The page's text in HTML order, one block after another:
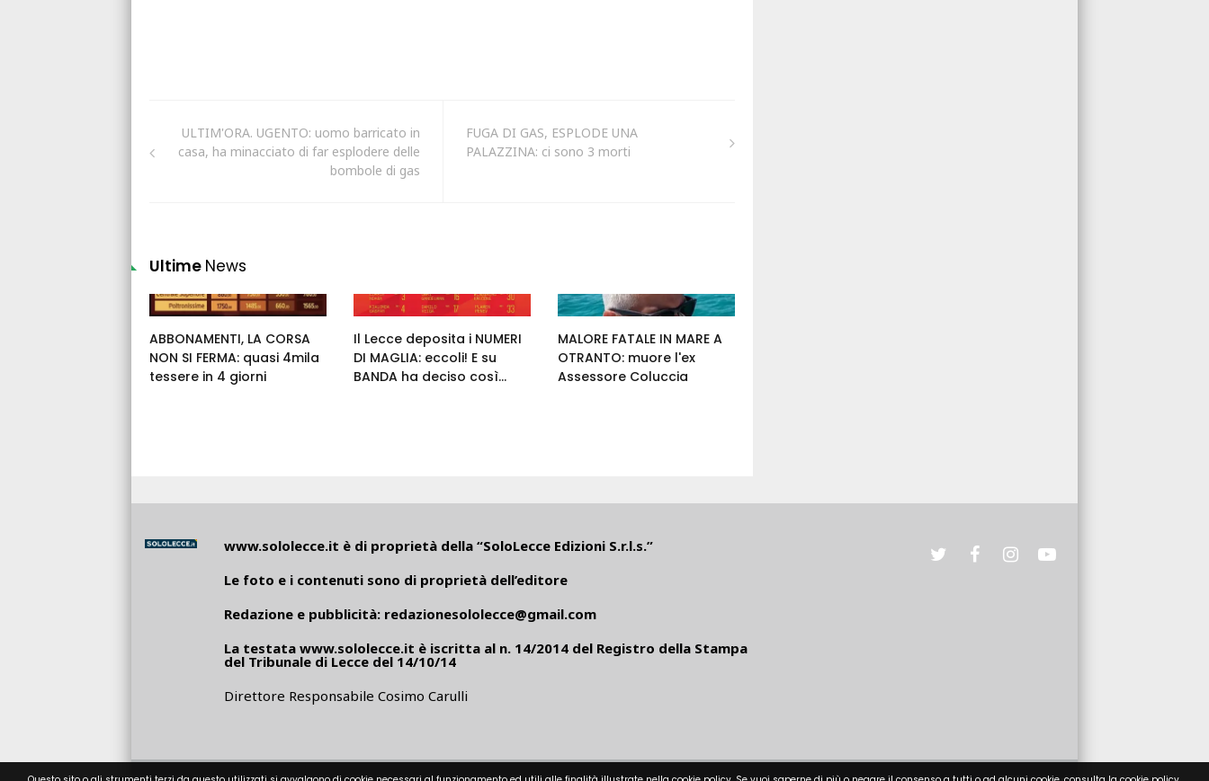
ULTIM'ORA. UGENTO: uomo barricato in
casa, ha minacciato di far esplodere delle
bombole di gas
FUGA DI GAS, ESPLODE UNA
PALAZZINA: ci sono 3 morti
Ultime News
ABBONAMENTI, LA CORSA
NON SI FERMA: quasi 4mila
tessere in 4 giorni
Il Lecce deposita i NUMERI
DI MAGLIA: eccoli! E su
BANDA ha deciso così...
MALORE FATALE IN MARE A
OTRANTO: muore l'ex
Assessore Coluccia
www.sololecce.it è di proprietà della “SoloLecce Edizioni S.r.l.s.”
Le foto e i contenuti sono di proprietà dell’editore
Redazione e pubblicità: redazionesololecce@gmail.com
La testata www.sololecce.it è iscritta al n. 14/2014 del Registro della Stampa
del Tribunale di Lecce del 14/10/14
Direttore Responsabile Cosimo Carulli